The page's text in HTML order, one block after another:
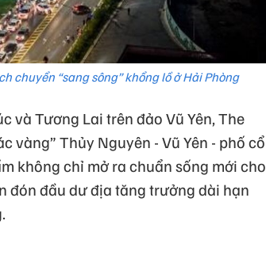
chuyển “sang sông” khổng lồ ở Hải Phòng
và Tương Lai trên đảo Vũ Yên, The
vàng” Thủy Nguyên - Vũ Yên - phố cổ
không chỉ mở ra chuẩn sống mới cho
đón đầu dư địa tăng trưởng dài hạn